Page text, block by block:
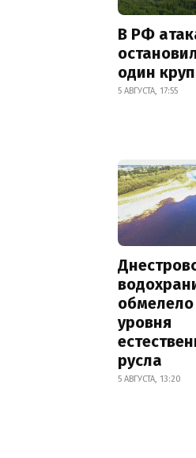
В РФ
один
5 АВГУСТА, 17:55
уровня
русла
5 АВГУСТА, 13:20